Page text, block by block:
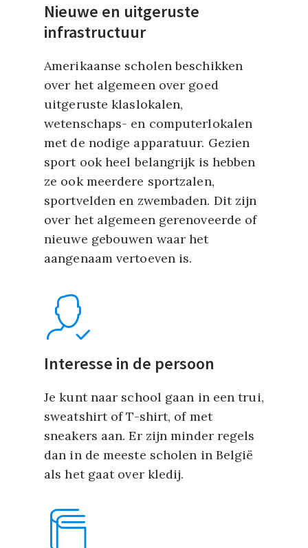
Nieuwe en uitgeruste
infrastructuur
Amerikaanse scholen beschikken
over het algemeen over goed
uitgeruste klaslokalen,
wetenschaps- en computerlokalen
met de nodige apparatuur. Gezien
sport ook heel belangrijk is hebben
ze ook meerdere sportzalen,
sportvelden en zwembaden. Dit zijn
over het algemeen gerenoveerde of
nieuwe gebouwen waar het
aangenaam vertoeven is.
Interesse in de persoon
Je kunt naar school gaan in een trui,
sweatshirt of T-shirt, of met
sneakers aan. Er zijn minder regels
dan in de meeste scholen in België
als het gaat over kledij.